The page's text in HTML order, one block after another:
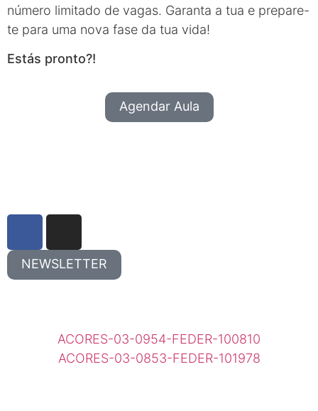
número limitado de vagas. Garanta a tua e prepare-
te para uma nova fase da tua vida!
Estás pronto?!
Agendar Aula
NEWSLETTER
ACORES-03-0954-FEDER-100810
ACORES-03-0853-FEDER-101978